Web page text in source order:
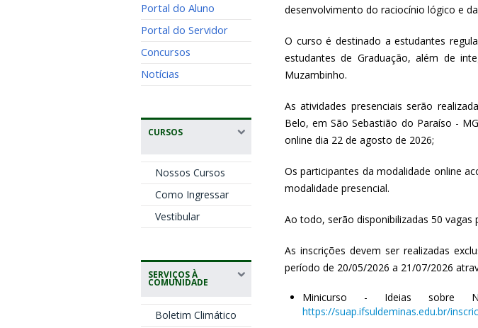
Portal do Aluno
Portal do Servidor
Concursos
Notícias
CURSOS
Nossos Cursos
Como Ingressar
Vestibular
SERVIÇOS À
COMUNIDADE
Boletim Climático
desenvolvimento do raciocínio lógico e
O curso é destinado a estudantes
estudantes de Graduação, além de
Muzambinho.
As atividades presenciais serão
Belo, em São Sebastião do Paraíso -
online dia 22 de agosto de 2026;
Os participantes da modalidade online
modalidade presencial.
Ao todo, serão disponibilizadas 50 vagas
As inscrições devem ser realizadas
período de 20/05/2026 a 21/07/2026
Minicurso - Ideias sobre
https://suap.ifsuldeminas.edu.br/